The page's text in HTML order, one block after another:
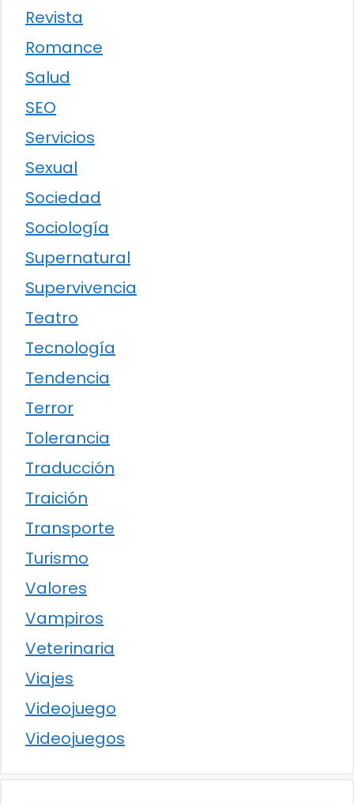
Revista
Romance
Salud
SEO
Servicios
Sexual
Sociedad
Sociología
Supernatural
Supervivencia
Teatro
Tecnología
Tendencia
Terror
Tolerancia
Traducción
Traición
Transporte
Turismo
Valores
Vampiros
Veterinaria
Viajes
Videojuego
Videojuegos